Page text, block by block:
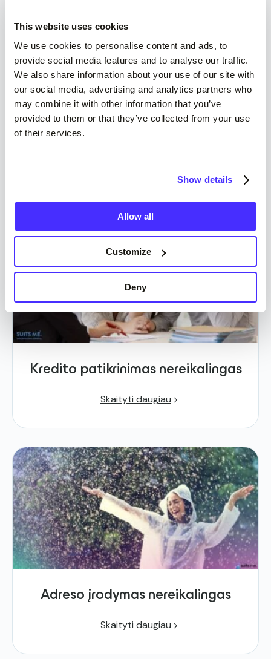
This website uses cookies
We use cookies to personalise content and ads, to
provide social media features and to analyse our traffic.
We also share information about your use of our site with
our social media, advertising and analytics partners who
may combine it with other information that you’ve
provided to them or that they’ve collected from your use
of their services.
Show details
Allow all
Customize
Deny
Kredito patikrinimas nereikalingas
Skaityti daugiau
Adreso įrodymas nereikalingas
Skaityti daugiau